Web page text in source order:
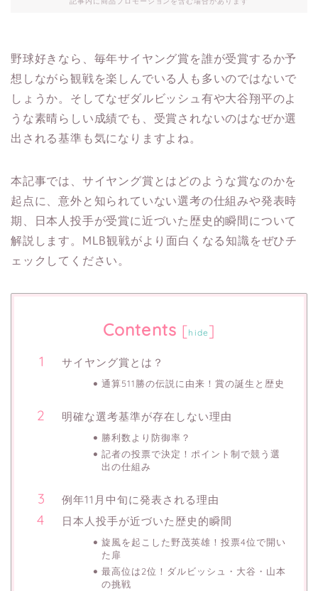
野球好きなら、毎年サイヤング賞を誰が受賞するか予
想しながら観戦を楽しんでいる人も多いのではないで
しょうか。そしてなぜダルビッシュ有や大谷翔平のよ
うな素晴らしい成績でも、受賞されないのはなぜか選
出される基準も気になりますよね。
本記事では、サイヤング賞とはどのような賞なのかを
起点に、意外と知られていない選考の仕組みや発表時
期、日本人投手が受賞に近づいた歴史的瞬間について
解説します。MLB観戦がより面白くなる知識をぜひチ
ェックしてください。
Contents [hide ]
サイヤング賞とは？
通算511勝の伝説に由来！賞の誕生と歴史
明確な選考基準が存在しない理由
勝利数より防御率？
記者の投票で決定！ポイント制で競う選
出の仕組み
例年11月中旬に発表される理由
日本人投手が近づいた歴史的瞬間
旋風を起こした野茂英雄！投票4位で開い
た扉
最高位は2位！ダルビッシュ・大谷・山本
の挑戦